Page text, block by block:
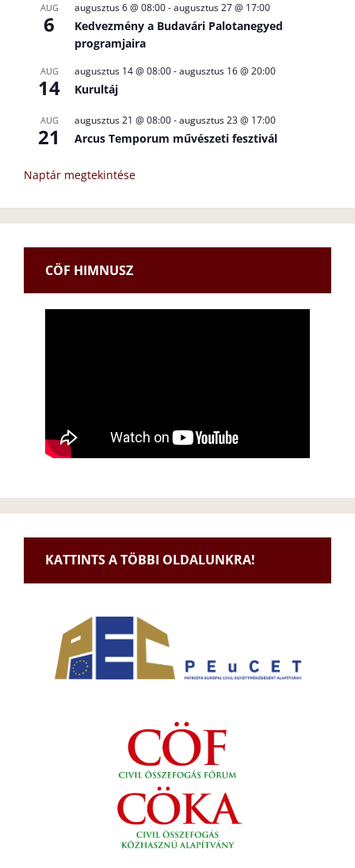
AUG
6
augusztus 6 @ 08:00-augusztus 27 @ 17:00
Kedvezmény a Budavári Palotanegyed
programjaira
AUG
14
augusztus 14 @ 08:00-augusztus 16 @ 20:00
Kurultáj
AUG
21
augusztus 21 @ 08:00-augusztus 23 @ 17:00
Arcus Temporum művészeti fesztivál
Naptár megtekintése
CÖF HIMNUSZ
KATTINTS A TÖBBI OLDALUNKRA!